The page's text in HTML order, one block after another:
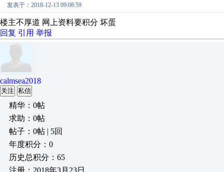
发表于：2018-12-13 09:08:59
楼主不厚道 网上资料要积分 坏蛋
回复 引用 举报
calmsea2018
关注 私信
精华：0帖
求助：0帖
帖子：0帖 | 5回
年度积分：0
历史总积分：65
注册：2018年3月23日